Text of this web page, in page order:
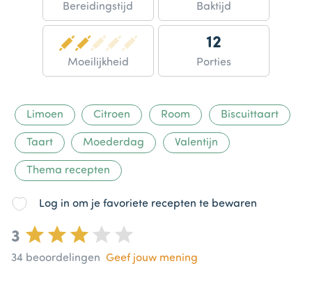
Bereidingstijd Baktijd
Moeilijkheid
12
Porties
Limoen Citroen Room Biscuittaart
Taart Moederdag Valentijn
Thema recepten
Log in om je favoriete recepten te bewaren
3
34 beoordelingen Geef jouw mening